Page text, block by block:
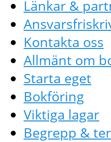
Länkar &
Kontakta oss
Allmänt om
Starta eget
Bokföring
Viktiga lagar
Begrepp &